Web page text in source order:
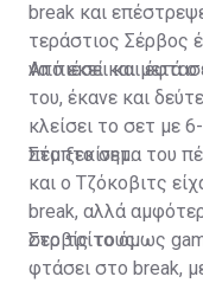
break και
τεράστιος Σέρβος
να πιέσει και
Από εκεί και μετά
του, έκανε και
κλείσει το σετ με
πέμπτο σετ.
Στο ξεκίνημα του
και ο Τζόκοβιτς
break, αλλά
σερβίς τους.
Στο τρίτο όμως
φτάσει στο break,